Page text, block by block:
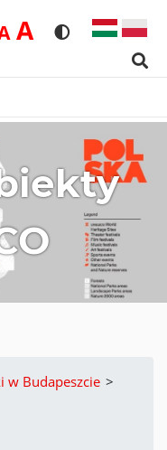
Rozmiar
Średnia
ADużaWersja
w Budapeszcie >